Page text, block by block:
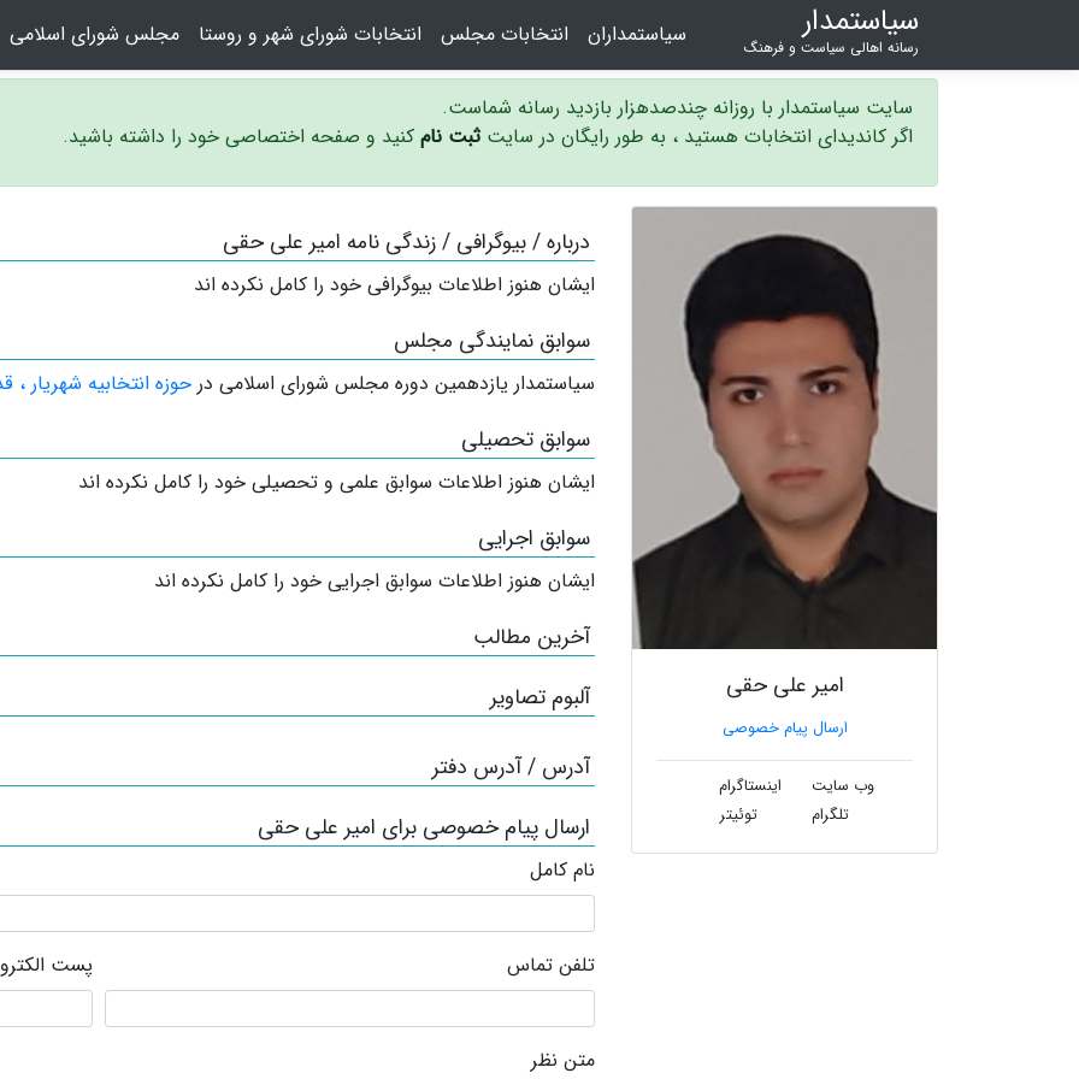
سیاستمدار
رسانه اهالی سیاست و فرهنگ سیاستمداران انتخابات مجلس انتخابات شورای شهر و روستا مجلس شورای اسلامی
سایت سیاستمدار با روزانه چندصدهزار بازدید رسانه شماست.
اگر کاندیدای انتخابات هستید ، به طور رایگان در سایت ثبت نام کنید و صفحه اختصاصی خود را داشته باشید.
امیر علی حقی
ارسال پیام خصوصی
وب سایت
اینستاگرام
تلگرام
توئیتر
درباره / بیوگرافی / زندگی نامه امیر علی حقی
ایشان هنوز اطلاعات بیوگرافی خود را کامل نکرده اند
سوابق نمایندگی مجلس
سیاستمدار یازدهمین دوره مجلس شورای اسلامی در حوزه انتخابیه شهریار
سوابق تحصیلی
ایشان هنوز اطلاعات سوابق علمی و تحصیلی خود را کامل نکرده اند
سوابق اجرایی
ایشان هنوز اطلاعات سوابق اجرایی خود را کامل نکرده اند
آخرین مطالب
آلبوم تصاویر
آدرس / آدرس دفتر
ارسال پیام خصوصی برای امیر علی حقی
نام کامل
تلفن تماس پست
متن نظر